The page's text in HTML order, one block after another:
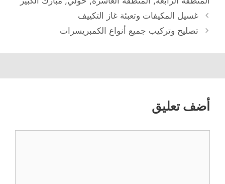
غسيل المكيفات وتعبئة غاز التكييف
تصليح وتركيب جميع أنواع الكمبريسرات
أضف تعليق